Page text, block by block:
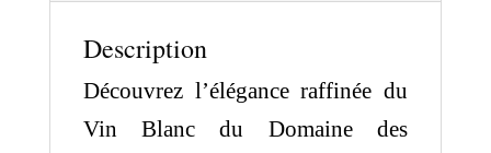
Description
Découvrez l’élégance raffinée du
Vin Blanc du Domaine des